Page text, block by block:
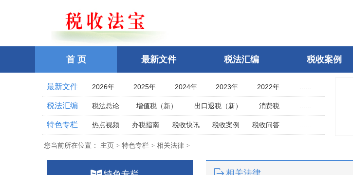
首 页 最新文件 税法汇编 税收案例
最新文件 2026年 2025年 2024年 2023年
2022年
2021年
2020年 2019年 2018年
2017年
2016年
2015年 2014年 2013年
2012年
2011年
2010年 2009年 2008年
2007年
2006年
2005年 2004年
2001年
2000年 1999年 1998年
1997年
税法汇编 税法总论 增值税（新） 出口退税（新）
消费税
企业所得税
个人所得税 耕地占用税
土地使用税
土地增值税
房产税 契税 车辆购置税
车船税
印花税
资源税
特色专栏 热点视频 办税指南 税收快讯 税收案例
税收问答
全国统一规范电子税务局
自然人电子税务局
您当前所在位置： 主页 > 特色专栏 > 相关法律 >
相关法律